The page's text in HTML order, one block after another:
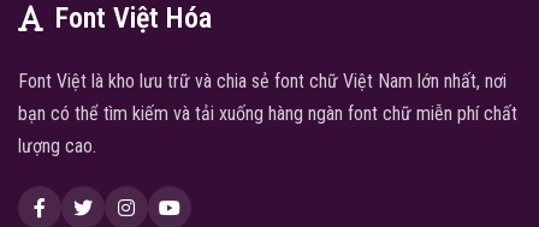
Font Việt Hóa
Font Việt là kho lưu trữ và chia sẻ font chữ Việt Nam lớn nhất, nơi
bạn có thể tìm kiếm và tải xuống hàng ngàn font chữ miễn phí chất
lượng cao.